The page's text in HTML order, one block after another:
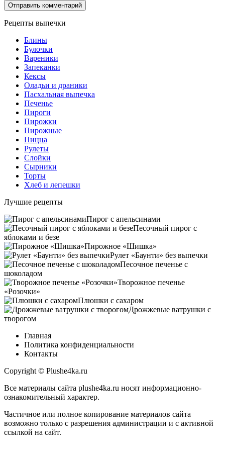
Рецепты выпечки
Блины
Булочки
Вареники
Запеканки
Кексы
Оладьи и драники
Пасхальная выпечка
Печенье
Пироги
Пирожки
Пирожные
Пицца
Рулеты
Слойки
Сырники
Торты
Хлеб и лепешки
Лучшие рецепты
Пирог с апельсинами
Песочный пирог с
яблоками и безе
Пирожное «Шишка»
Рулет «Баунти» без выпечки
Песочное печенье с
шоколадом
Творожное печенье
«Розочки»
Плюшки с сахаром
Дрожжевые ватрушки с
творогом
Главная
Политика конфиденциальности
Контакты
Copyright © Plushe4ka.ru
Все материалы сайта plushe4ka.ru носят информационно-
ознакомительный характер.
Частичное или полное копирование материалов сайта
возможно только с разрешения администрации и с активной
ссылкой на сайт.